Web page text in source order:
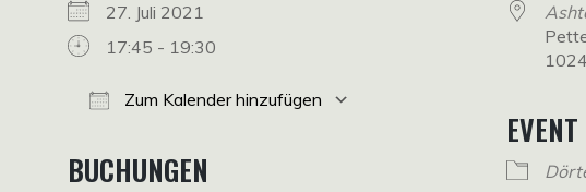
27. Juli 2021
17:45 - 19:30
Zum Kalender hinzufügen
BUCHUNGEN